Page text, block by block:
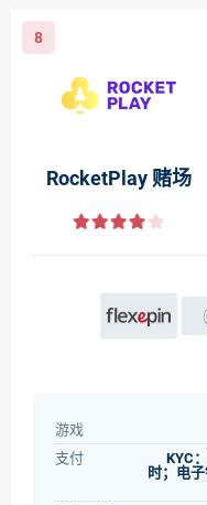
8
RocketPlay 赌场
游戏
支付
KYC
时；电